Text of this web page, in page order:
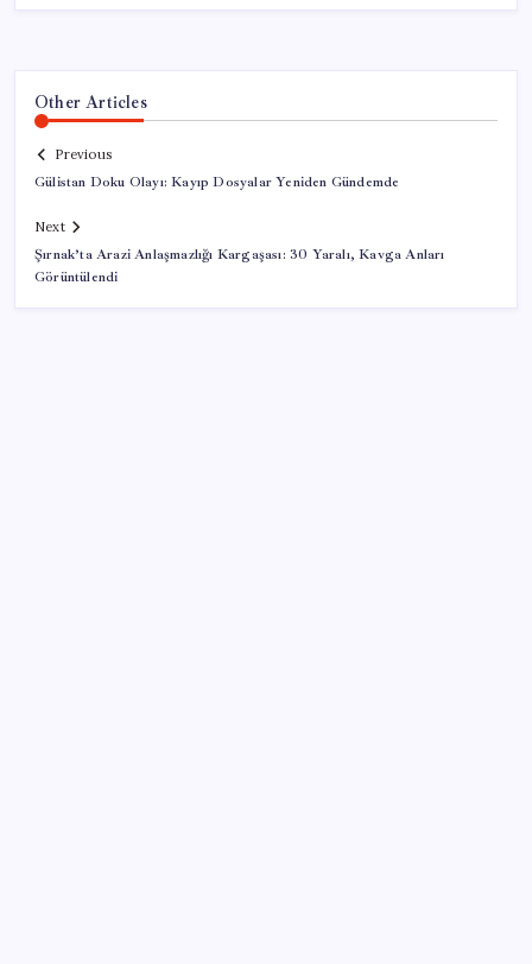
Other Articles
Previous
Gülistan Doku Olayı: Kayıp Dosyalar Yeniden Gündemde
Next
Şırnak’ta Arazi Anlaşmazlığı Kargaşası: 30 Yaralı, Kavga Anları
Görüntülendi